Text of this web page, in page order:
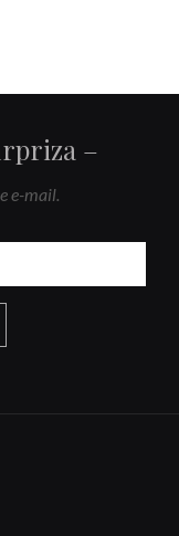
e-mail.